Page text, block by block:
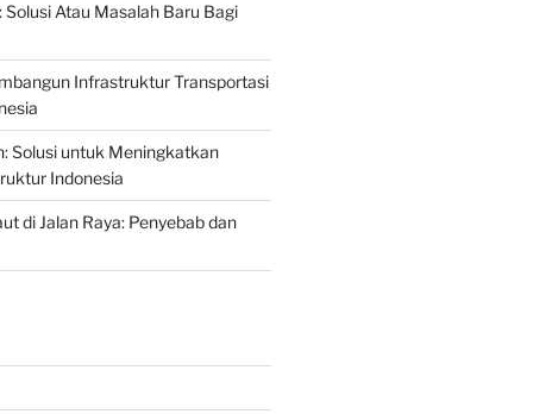
Solusi Atau Masalah Baru Bagi
Infrastruktur Transportasi
Solusi untuk Meningkatkan
Indonesia
di Jalan Raya: Penyebab dan